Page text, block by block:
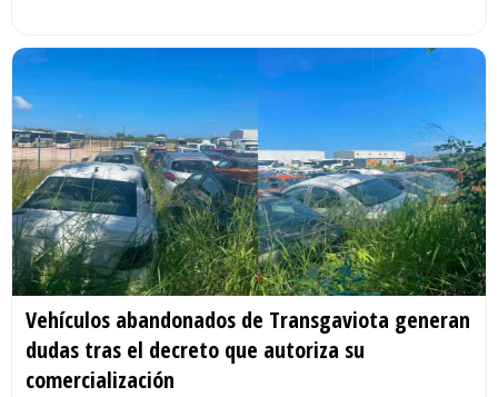
Vehículos abandonados de Transgaviota generan
dudas tras el decreto que autoriza su
comercialización